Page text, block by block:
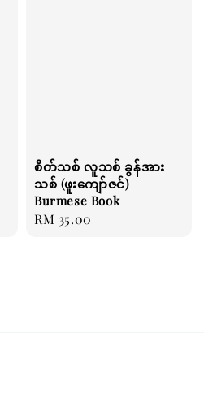
စိတ်သစ် လူသစ် ခွန်အား
သစ် (ဖူးကျော်ဇင်)
Burmese Book
Regular
RM 35.00